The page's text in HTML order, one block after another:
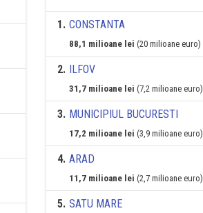
1. CONSTANTA
88,1 milioane lei (20 milioane euro)
2. ILFOV
31,7 milioane lei (7,2 milioane euro)
3. MUNICIPIUL BUCURESTI
17,2 milioane lei (3,9 milioane euro)
4. ARAD
11,7 milioane lei (2,7 milioane euro)
5. SATU MARE